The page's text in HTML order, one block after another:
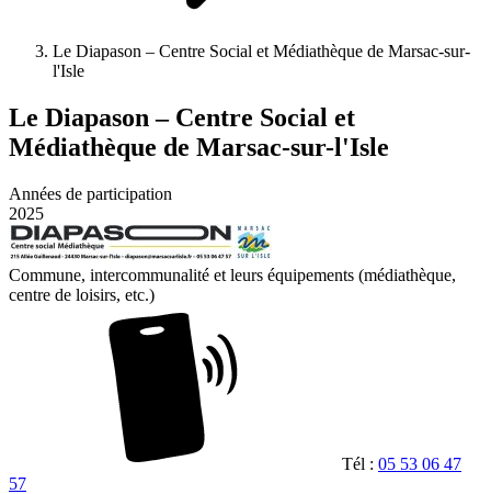
Le Diapason – Centre Social et Médiathèque de Marsac-sur-
l'Isle
Le Diapason – Centre Social et
Médiathèque de Marsac-sur-l'Isle
Années de participation
2025
Commune, intercommunalité et leurs équipements (médiathèque,
centre de loisirs, etc.)
Tél : 05 53 06 47
57